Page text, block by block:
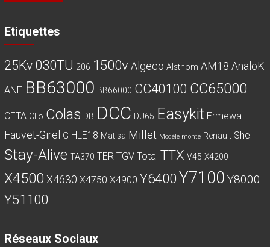
Etiquettes
25Kv 030TU 206 1500v Algeco Alsthom AM18 AnaloK
ANF BB63000 BB66000 CC40100 CC65000
CFTA Clio Colas DB DCC DU65 Easykit Ermewa
Fauvet-Girel G HLE18 Matisa Millet Modèle monté Renault Shell
Stay-Alive TA370 TER TGV Total TTX V45 X4200
X4500 X4630 X4750 X4900 Y6400Y7100 Y8000
Y51100
Réseaux Sociaux